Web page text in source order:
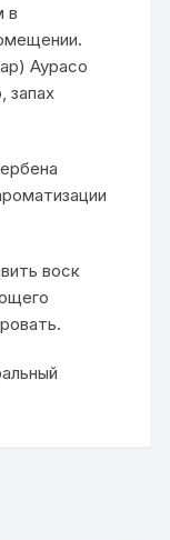
в
Аурасо
запах
воск